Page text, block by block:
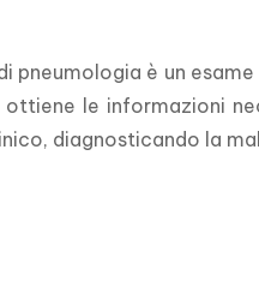
pneumologia è un
ottiene le informazioni
diagnosticando la